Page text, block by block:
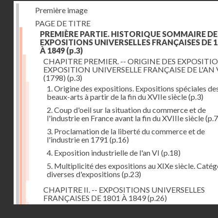
Première image
PAGE DE TITRE
PREMIÈRE PARTIE. HISTORIQUE SOMMAIRE
EXPOSITIONS UNIVERSELLES FRANÇAISES DE
À 1849 (p.3)
CHAPITRE PREMIER. -- ORIGINE DES
EXPOSITION UNIVERSELLE FRANÇAISE DE L'AN
(1798) (p.3)
1. Origine des expositions. Expositions spéciales
beaux-arts à partir de la fin du XVIIe siècle(p.3)
2. Coup d'oeil sur la situation du commerce et de
l'industrie en France avant la fin du XVIIIe siècle
3. Proclamation de la liberté du commerce et de
l'industrie en 1791 (p.16)
4. Exposition industrielle de l'an VI (p.18)
5. Multiplicité des expositions au XIXe siècle.
diverses d'expositions (p.23)
CHAPITRE II. -- EXPOSITIONS UNIVERSELLES
FRANÇAISES DE 1801 À 1849(p.26)